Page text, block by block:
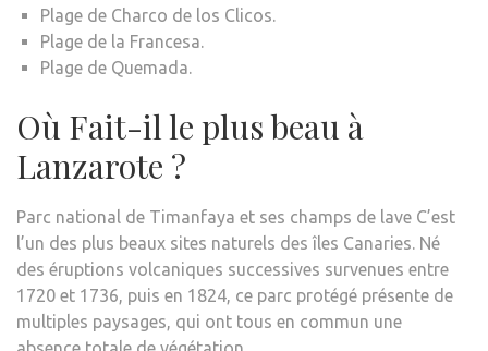
Plage de Charco de los Clicos.
Plage de la Francesa.
Plage de Quemada.
Où Fait-il le plus beau à
Lanzarote ?
Parc national de Timanfaya et ses champs de lave C’est
l’un des plus beaux sites naturels des îles Canaries. Né
des éruptions volcaniques successives survenues entre
1720 et 1736, puis en 1824, ce parc protégé présente de
multiples paysages, qui ont tous en commun une